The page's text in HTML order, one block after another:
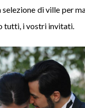
di ville per
tutti, i vostri invitati.